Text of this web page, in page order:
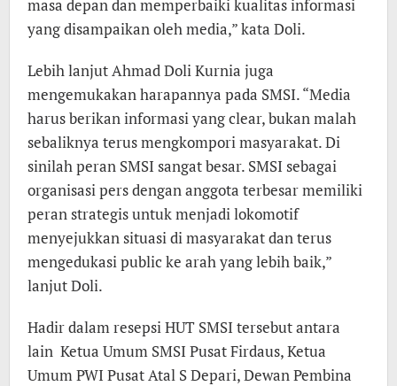
masa depan dan memperbaiki kualitas informasi
yang disampaikan oleh media,” kata Doli.
Lebih lanjut Ahmad Doli Kurnia juga
mengemukakan harapannya pada SMSI. “Media
harus berikan informasi yang clear, bukan malah
sebaliknya terus mengkompori masyarakat. Di
sinilah peran SMSI sangat besar. SMSI sebagai
organisasi pers dengan anggota terbesar memiliki
peran strategis untuk menjadi lokomotif
menyejukkan situasi di masyarakat dan terus
mengedukasi public ke arah yang lebih baik,”
lanjut Doli.
Hadir dalam resepsi HUT SMSI tersebut antara
lain Ketua Umum SMSI Pusat Firdaus, Ketua
Umum PWI Pusat Atal S Depari, Dewan Pembina